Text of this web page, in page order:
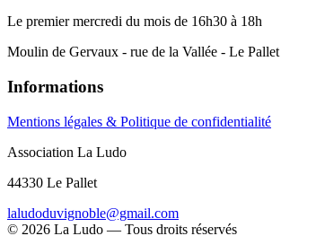
Le premier mercredi du mois de 16h30 à 18h
Moulin de Gervaux - rue de la Vallée - Le Pallet
Informations
Mentions légales & Politique de confidentialité
Association La Ludo
44330 Le Pallet
laludoduvignoble@gmail.com
© 2026 La Ludo — Tous droits réservés